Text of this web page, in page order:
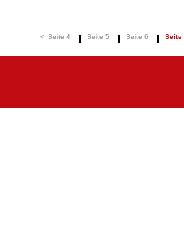
< Seite 4 Seite 5 Seite 6 Seite